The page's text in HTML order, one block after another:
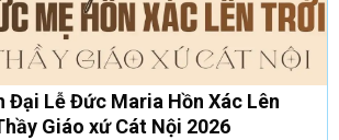
Đại Lễ Đức Maria Hồn Xác Lên
Giáo xứ Cát Nội 2026